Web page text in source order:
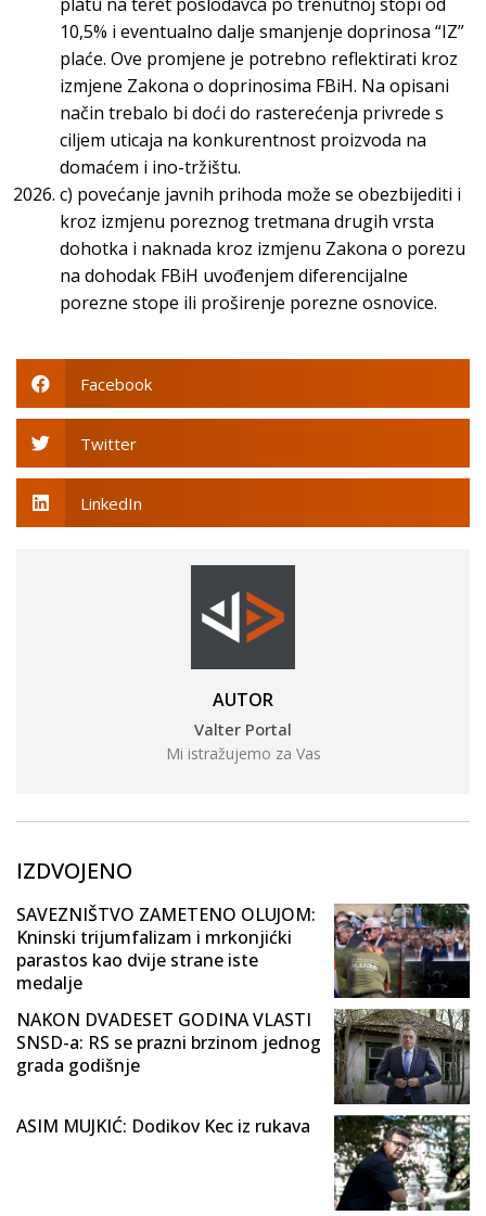
10,5% i eventualno dalje smanjenje doprinosa “IZ”
plaće. Ove promjene je potrebno reflektirati kroz
izmjene Zakona o doprinosima FBiH. Na opisani
način trebalo bi doći do rasterećenja privrede s
ciljem uticaja na konkurentnost proizvoda na
domaćem i ino-tržištu.
c) povećanje javnih prihoda može se obezbijediti i
kroz izmjenu poreznog tretmana drugih vrsta
dohotka i naknada kroz izmjenu Zakona o porezu
na dohodak FBiH uvođenjem diferencijalne
porezne stope ili proširenje porezne osnovice.
Facebook
Twitter
LinkedIn
AUTOR
Valter Portal
Mi istražujemo za Vas
IZDVOJENO
SAVEZNIŠTVO ZAMETENO OLUJOM:
Kninski trijumfalizam i mrkonjićki
parastos kao dvije strane iste
medalje
NAKON DVADESET GODINA VLASTI
SNSD-a: RS se prazni brzinom jednog
grada godišnje
ASIM MUJKIĆ: Dodikov Kec iz rukava